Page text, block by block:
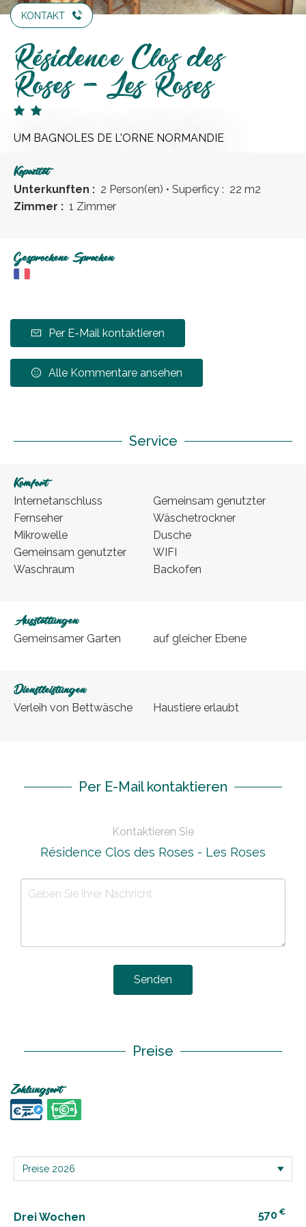
KONTAKT
Résidence Clos des
Roses - Les Roses
UM BAGNOLES DE L'ORNE NORMANDIE
Kapazität
Unterkunften : 2 Person(en) • Superficy : 22 m2
Zimmer : 1 Zimmer
Gesprochene Sprachen
Per E-Mail kontaktieren
Alle Kommentare ansehen
Service
Komfort
Internetanschluss
Fernseher
Mikrowelle
Gemeinsam genutzter
Waschraum
Gemeinsam genutzter
Wäschetrockner
Dusche
WIFI
Backofen
Ausstattungen
Gemeinsamer Garten auf gleicher Ebene
Dienstleistungen
Verleih von Bettwäsche Haustiere erlaubt
Per E-Mail kontaktieren
Kontaktieren Sie
Résidence Clos des Roses - Les Roses
Senden
Preise
Zahlungsart
Drei Wochen 570 €